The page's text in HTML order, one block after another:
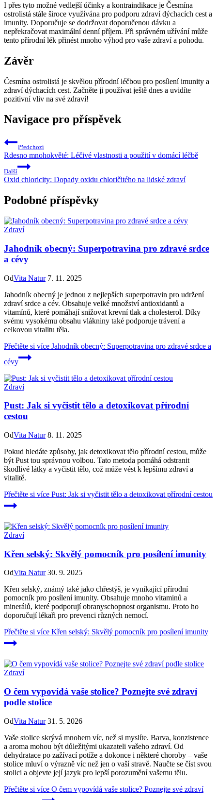
I přes tyto možné vedlejší účinky a kontraindikace je Česmína
ostrolistá stále široce využívána pro podporu zdraví dýchacích cest a
imunity. Doporučuje se dodržovat doporučenou dávku a
nepřekračovat maximální denní příjem. Při správném užívání může
tento přírodní lék přinést mnoho výhod pro vaše zdraví a pohodu.
Závěr
Česmína ostrolistá je skvělou přírodní léčbou pro posílení imunity a
zdraví dýchacích cest. Začněte ji používat ještě dnes a uvidíte
pozitivní vliv na své zdraví!
Navigace pro příspěvek
Předchozí
Rdesno mnohokvěté: Léčivé vlastnosti a použití v domácí léčbě
Další
Oxid chloricity: Dopady oxidu chloričitého na lidské zdraví
Podobné příspěvky
Zdraví
Jahodník obecný: Superpotravina pro zdravé srdce
a cévy
OdVita Natur 7. 11. 2025
Jahodník obecný je jednou z nejlepších superpotravin pro udržení
zdraví srdce a cév. Obsahuje velké množství antioxidantů a
vitamínů, které pomáhají snižovat krevní tlak a cholesterol. Díky
svému vysokému obsahu vlákniny také podporuje trávení a
celkovou vitalitu těla.
Přečtěte si více Jahodník obecný: Superpotravina pro zdravé srdce a
cévy
Zdraví
Pust: Jak si vyčistit tělo a detoxikovat přírodní
cestou
OdVita Natur 8. 11. 2025
Pokud hledáte způsoby, jak detoxikovat tělo přírodní cestou, může
být Pust tou správnou volbou. Tato metoda pomáhá odstranit
škodlivé látky a vyčistit tělo, což může vést k lepšímu zdraví a
vitalitě.
Přečtěte si více Pust: Jak si vyčistit tělo a detoxikovat přírodní cestou
Zdraví
Křen selský: Skvělý pomocník pro posílení imunity
OdVita Natur 30. 9. 2025
Křen selský, známý také jako chřestýš, je vynikající přírodní
pomocník pro posílení imunity. Obsahuje mnoho vitaminů a
minerálů, které podporují obranyschopnost organismu. Proto ho
doporučují lékaři pro prevenci různých nemocí.
Přečtěte si více Křen selský: Skvělý pomocník pro posílení imunity
Zdraví
O čem vypovídá vaše stolice? Poznejte své zdraví
podle stolice
OdVita Natur 31. 5. 2026
Vaše stolice skrývá mnohem víc, než si myslíte. Barva, konzistence
a aroma mohou být důležitými ukazateli vašeho zdraví. Od
dehydratace po zažívací potíže a dokonce i některé choroby – vaše
stolice mluví o výrazně víc než jen o vaší stravě. Naučte se číst svou
stolici a objevte její jazyk pro lepší porozumění vašemu tělu.
Přečtěte si více O čem vypovídá vaše stolice? Poznejte své zdraví